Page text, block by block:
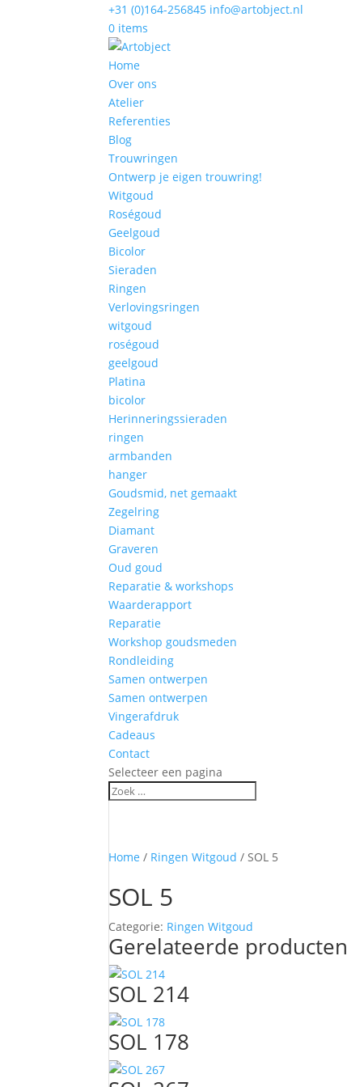
+31 (0)164-256845 info@artobject.nl
0 items
Home
Over ons
Atelier
Referenties
Blog
Trouwringen
Ontwerp je eigen trouwring!
Witgoud
Roségoud
Geelgoud
Bicolor
Sieraden
Ringen
Verlovingsringen
witgoud
roségoud
geelgoud
Platina
bicolor
Herinneringssieraden
ringen
armbanden
hanger
Goudsmid, net gemaakt
Zegelring
Diamant
Graveren
Oud goud
Reparatie & workshops
Waarderapport
Reparatie
Workshop goudsmeden
Rondleiding
Samen ontwerpen
Samen ontwerpen
Vingerafdruk
Cadeaus
Contact
Selecteer een pagina
Home / Ringen Witgoud / SOL 5
SOL 5
Categorie: Ringen Witgoud
Gerelateerde producten
SOL 214
SOL 178